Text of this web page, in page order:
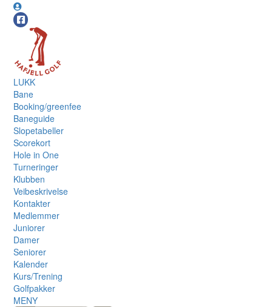
LUKK
Bane
Booking/greenfee
Baneguide
Slopetabeller
Scorekort
Hole in One
Turneringer
Klubben
Veibeskrivelse
Kontakter
Medlemmer
Juniorer
Damer
Seniorer
Kalender
Kurs/Trening
Golfpakker
MENY